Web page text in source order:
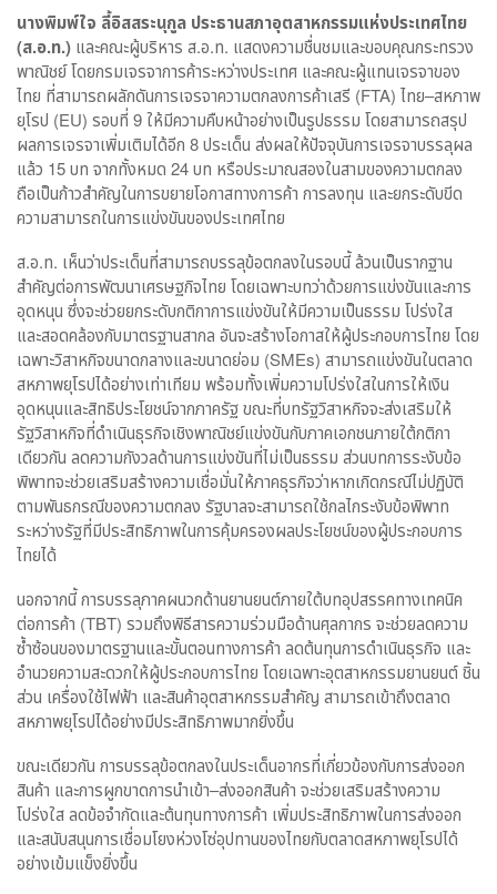
นางพิมพ์ใจ ลี้อิสสระนุกูล ประธานสภาอุตสาหกรรมแห่งประเทศไทย
(ส.อ.ท.) และคณะผู้บริหาร ส.อ.ท. แสดงความชื่นชมและขอบคุณกระทรวง
พาณิชย์ โดยกรมเจรจาการค้าระหว่างประเทศ และคณะผู้แทนเจรจาของ
ไทย ที่สามารถผลักดันการเจรจาความตกลงการค้าเสรี (FTA) ไทย–สหภาพ
ยุโรป (EU) รอบที่ 9 ให้มีความคืบหน้าอย่างเป็นรูปธรรม โดยสามารถสรุป
ผลการเจรจาเพิ่มเติมได้อีก 8 ประเด็น ส่งผลให้ปัจจุบันการเจรจาบรรลุผล
แล้ว 15 บท จากทั้งหมด 24 บท หรือประมาณสองในสามของความตกลง
ถือเป็นก้าวสำคัญในการขยายโอกาสทางการค้า การลงทุน และยกระดับขีด
ความสามารถในการแข่งขันของประเทศไทย
ส.อ.ท. เห็นว่าประเด็นที่สามารถบรรลุข้อตกลงในรอบนี้ ล้วนเป็นรากฐาน
สำคัญต่อการพัฒนาเศรษฐกิจไทย โดยเฉพาะบทว่าด้วยการแข่งขันและการ
อุดหนุน ซึ่งจะช่วยยกระดับกติกาการแข่งขันให้มีความเป็นธรรม โปร่งใส
และสอดคล้องกับมาตรฐานสากล อันจะสร้างโอกาสให้ผู้ประกอบการไทย โดย
เฉพาะวิสาหกิจขนาดกลางและขนาดย่อม (SMEs) สามารถแข่งขันในตลาด
สหภาพยุโรปได้อย่างเท่าเทียม พร้อมทั้งเพิ่มความโปร่งใสในการให้เงิน
อุดหนุนและสิทธิประโยชน์จากภาครัฐ ขณะที่บทรัฐวิสาหกิจจะส่งเสริมให้
รัฐวิสาหกิจที่ดำเนินธุรกิจเชิงพาณิชย์แข่งขันกับภาคเอกชนภายใต้กติกา
เดียวกัน ลดความกังวลด้านการแข่งขันที่ไม่เป็นธรรม ส่วนบทการระงับข้อ
พิพาทจะช่วยเสริมสร้างความเชื่อมั่นให้ภาคธุรกิจว่าหากเกิดกรณีไม่ปฏิบัติ
ตามพันธกรณีของความตกลง รัฐบาลจะสามารถใช้กลไกระงับข้อพิพาท
ระหว่างรัฐที่มีประสิทธิภาพในการคุ้มครองผลประโยชน์ของผู้ประกอบการ
ไทยได้
นอกจากนี้ การบรรลุภาคผนวกด้านยานยนต์ภายใต้บทอุปสรรคทางเทคนิค
ต่อการค้า (TBT) รวมถึงพิธีสารความร่วมมือด้านศุลกากร จะช่วยลดความ
ซ้ำซ้อนของมาตรฐานและขั้นตอนทางการค้า ลดต้นทุนการดำเนินธุรกิจ และ
อำนวยความสะดวกให้ผู้ประกอบการไทย โดยเฉพาะอุตสาหกรรมยานยนต์ ชิ้น
ส่วน เครื่องใช้ไฟฟ้า และสินค้าอุตสาหกรรมสำคัญ สามารถเข้าถึงตลาด
สหภาพยุโรปได้อย่างมีประสิทธิภาพมากยิ่งขึ้น
ขณะเดียวกัน การบรรลุข้อตกลงในประเด็นอากรที่เกี่ยวข้องกับการส่งออก
สินค้า และการผูกขาดการนำเข้า–ส่งออกสินค้า จะช่วยเสริมสร้างความ
โปร่งใส ลดข้อจำกัดและต้นทุนทางการค้า เพิ่มประสิทธิภาพในการส่งออก
และสนับสนุนการเชื่อมโยงห่วงโซ่อุปทานของไทยกับตลาดสหภาพยุโรปได้
อย่างเข้มแข็งยิ่งขึ้น